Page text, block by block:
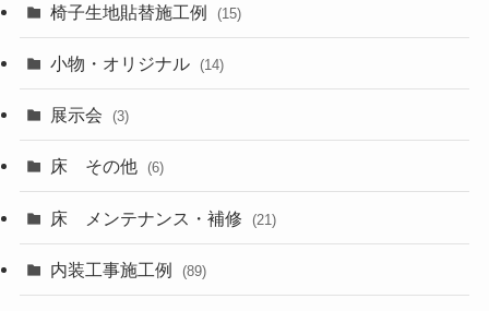
椅子生地貼替施工例 (15)
小物・オリジナル (14)
展示会 (3)
床 その他 (6)
床 メンテナンス・補修 (21)
内装工事施工例 (89)